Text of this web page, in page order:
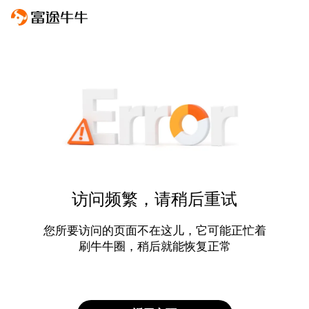
访问频繁，请稍后重试
您所要访问的页面不在这儿，它可能正忙着
刷牛牛圈，稍后就能恢复正常